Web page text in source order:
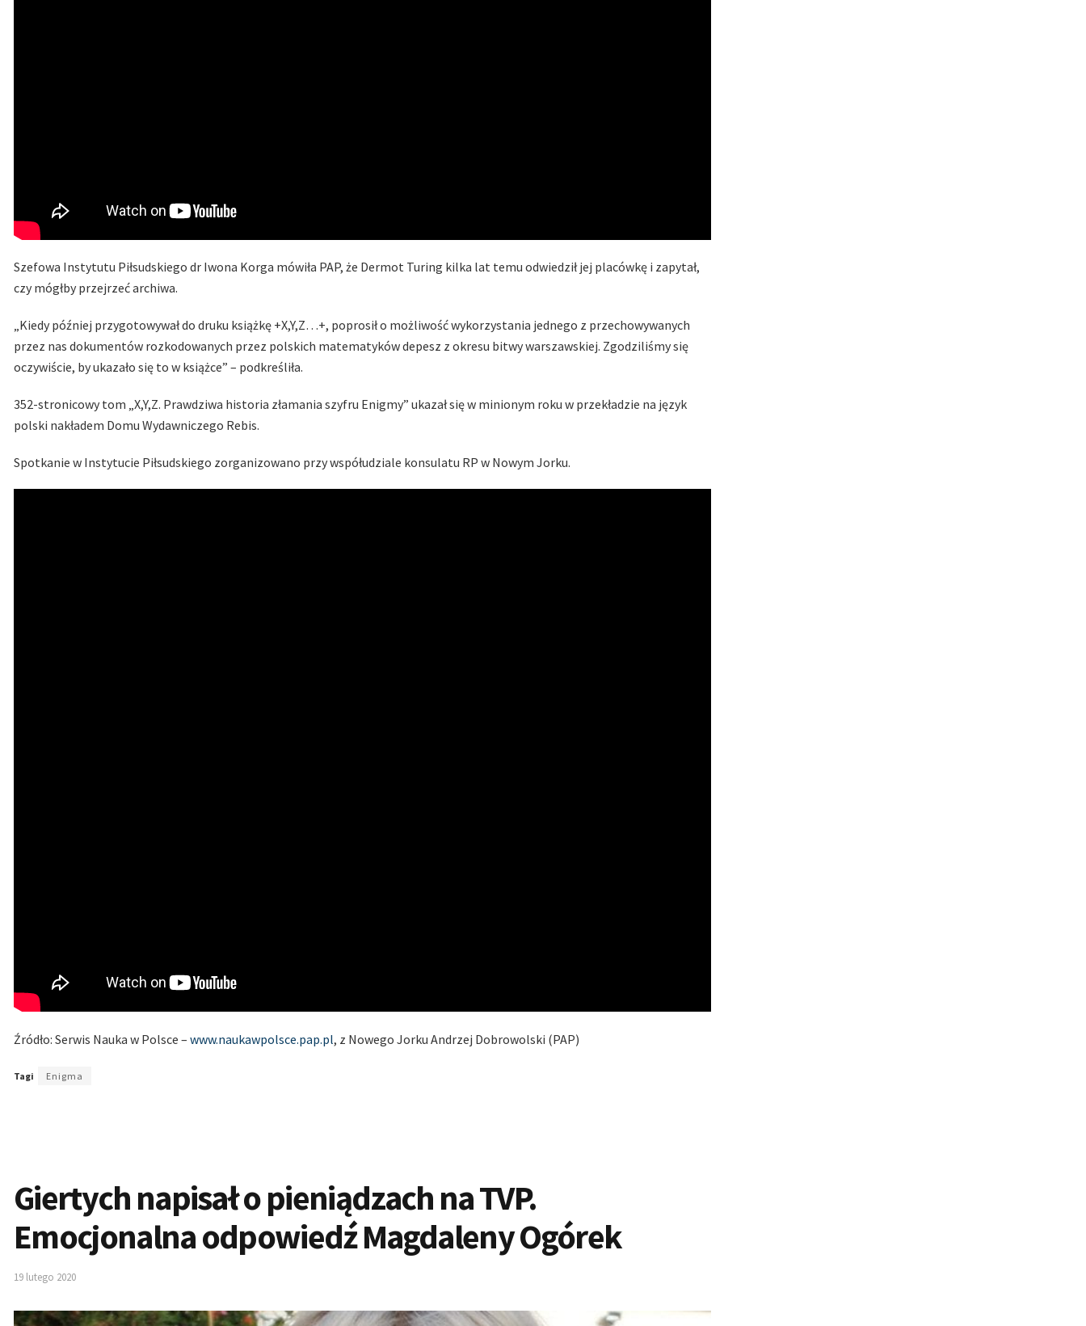
Szefowa Instytutu Piłsudskiego dr Iwona Korga mówiła PAP, że Dermot Turing kilka lat temu odwiedził jej placówkę i zapytał,
czy mógłby przejrzeć archiwa.
„Kiedy później przygotowywał do druku książkę +X,Y,Z…+, poprosił o możliwość wykorzystania jednego z przechowywanych
przez nas dokumentów rozkodowanych przez polskich matematyków depesz z okresu bitwy warszawskiej. Zgodziliśmy się
oczywiście, by ukazało się to w książce” – podkreśliła.
352-stronicowy tom „X,Y,Z. Prawdziwa historia złamania szyfru Enigmy” ukazał się w minionym roku w przekładzie na język
polski nakładem Domu Wydawniczego Rebis.
Spotkanie w Instytucie Piłsudskiego zorganizowano przy współudziale konsulatu RP w Nowym Jorku.
Źródło: Serwis Nauka w Polsce – www.naukawpolsce.pap.pl, z Nowego Jorku Andrzej Dobrowolski (PAP)
Tagi Enigma
Giertych napisał o pieniądzach na TVP.
Emocjonalna odpowiedź Magdaleny Ogórek
19 lutego 2020